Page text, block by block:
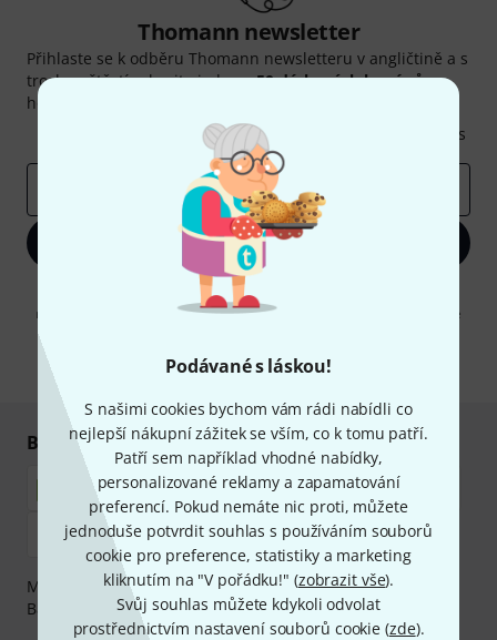
Podávané s láskou!
S našimi cookies bychom vám rádi nabídli co
nejlepší nákupní zážitek se vším, co k tomu patří.
Patří sem například vhodné nabídky,
personalizované reklamy a zapamatování
preferencí. Pokud nemáte nic proti, můžete
jednoduše potvrdit souhlas s používáním souborů
cookie pro preference, statistiky a marketing
kliknutím na "V pořádku!" (zobrazit vše).
Svůj souhlas můžete kdykoli odvolat
prostřednictvím nastavení souborů cookie (zde).
Thomann newsletter
Přihlaste se k odběru Thomann newsletteru v angličtině a s
trochou štěstí vyhrajte jeden z50 dárkových kupónův
hodnotě
Inspirativní příspěvky
Nabídky Thomann Insights
Zaregistrujte se
Kliknutím na "Zaregistrujte se" souhlasíte s přijímáním e-mailových
reklam a měřením chování při používání e-mailů. Odhlášení je možné
* Požadováno
Bezpečný nákup i platba
Můžete bezpečně platit těmito metodami: Dobírka,
Bankovní převod, PayPal nebo Kreditní karta.